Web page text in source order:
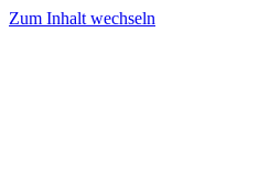
Zum Inhalt wechseln